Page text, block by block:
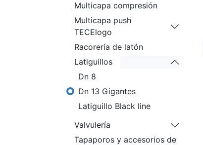
Multicapa compresión
Multicapa push
TECElogo
Racorería de latón
Latiguillos
Dn 8
Dn 13 Gigantes
Latiguillo Black line
Valvulería
Tapaporos y accesorios de